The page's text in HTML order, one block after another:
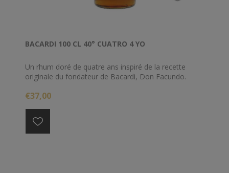
BACARDI 100 CL 40° CUATRO 4 YO
Un rhum doré de quatre ans inspiré de la recette
originale du fondateur de Bacardi, Don Facundo.
de miel, de vanille et d'épices de chêne, ainsi qu'une
quelques rhums de cinq et six ans.
€37,00